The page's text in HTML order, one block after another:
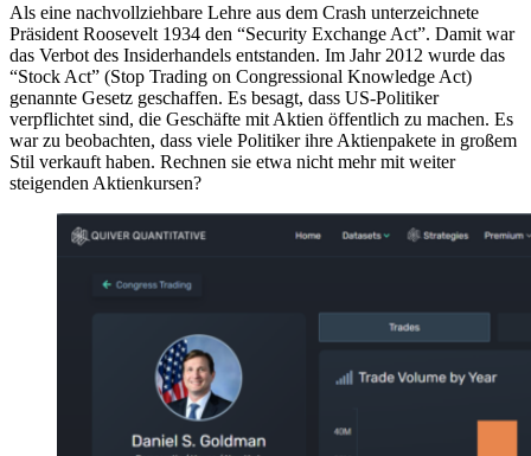
Als eine nachvollziehbare Lehre aus dem Crash unterzeichnete
Präsident Roosevelt 1934 den “Security Exchange Act”. Damit war
das Verbot des Insiderhandels entstanden. Im Jahr 2012 wurde das
“Stock Act” (Stop Trading on Congressional Knowledge Act)
genannte Gesetz geschaffen. Es besagt, dass US-Politiker
verpflichtet sind, die Geschäfte mit Aktien öffentlich zu machen. Es
war zu beobachten, dass viele Politiker ihre Aktienpakete in großem
Stil verkauft haben. Rechnen sie etwa nicht mehr mit weiter
steigenden Aktienkursen?